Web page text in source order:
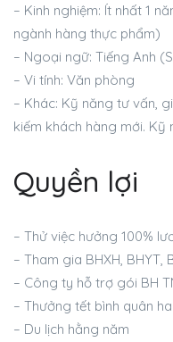
– Kinh nghiệm: Ít nhất 1
ngành hàng thực phẩm)
– Ngoại ngữ: Tiếng Anh
– Vi tính: Văn phòng
– Khác: Kỹ năng tư vấn,
kiếm khách hàng mới. Kỹ
Quyền lợi
– Thử việc hưởng 100%
– Tham gia BHXH, BHYT,
– Công ty hỗ trợ gói BH
– Thưởng tết bình quân
– Du lịch hằng năm